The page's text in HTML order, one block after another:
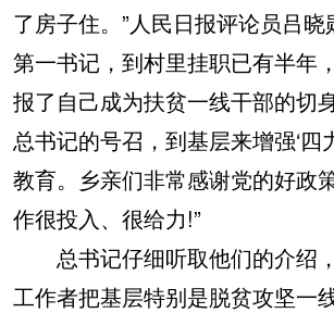
了房子住。”人民日报评论员吕
第一书记，到村里挂职已有半年
报了自己成为扶贫一线干部的切
总书记的号召，到基层来增强‘四
教育。乡亲们非常感谢党的好政
作很投入、很给力!”
总书记仔细听取他们的介绍
工作者把基层特别是脱贫攻坚一